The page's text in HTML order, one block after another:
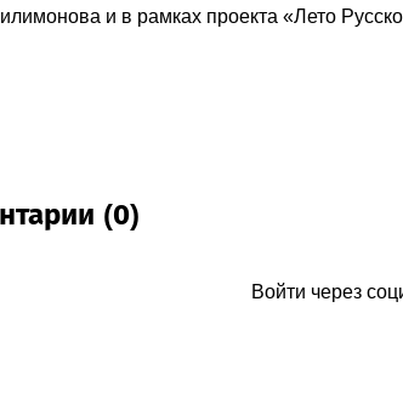
и в рамках проекта «Лето
(0)
Войти через